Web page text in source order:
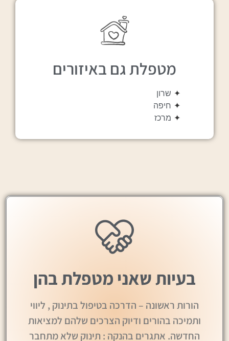
מטפלת גם באיזורים
✦ שרון
✦ חיפה
✦ מרכז
בעיות שאני מטפלת בהן
הורות ראשונה – הדרכה בטיפול בתינוק , ליווי
ותמיכה בהורים ודיוק הצרכים שלהם למציאות
החדשה. אתגרים בהנקה : תינוק שלא מתחבר